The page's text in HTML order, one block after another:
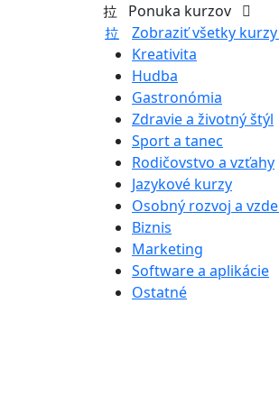
Ponuka kurzov
Zobraziť všetky kurzy
Kreativita
Hudba
Gastronómia
Zdravie a životný štýl
Sport a tanec
Rodičovstvo a vzťahy
Jazykové kurzy
Osobný rozvoj a
Biznis
Marketing
Software a aplikácie
Ostatné